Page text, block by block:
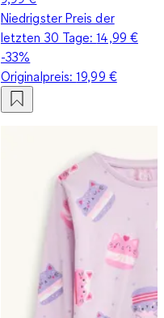
Niedrigster Preis der
letzten 30 Tage:14,99 €
-33%
Originalpreis:19,99 €